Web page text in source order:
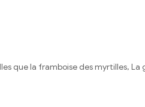
que la framboise des myrtilles,